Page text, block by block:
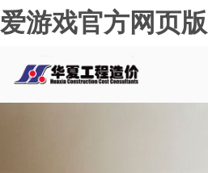
爱游戏官方网页版